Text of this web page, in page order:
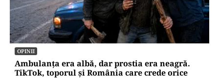
OPINII
Ambulanța era albă, dar prostia era neagră.
TikTok, toporul și România care crede orice